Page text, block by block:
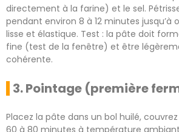
directement à la farine) et le sel.
pendant environ 8 à 12 minutes jusqu’à
lisse et élastique. Test : la pâte doit
fine (test de la fenêtre) et être
cohérente.
3. Pointage (première
Placez la pâte dans un bol huilé,
60 à 80 minutes à température